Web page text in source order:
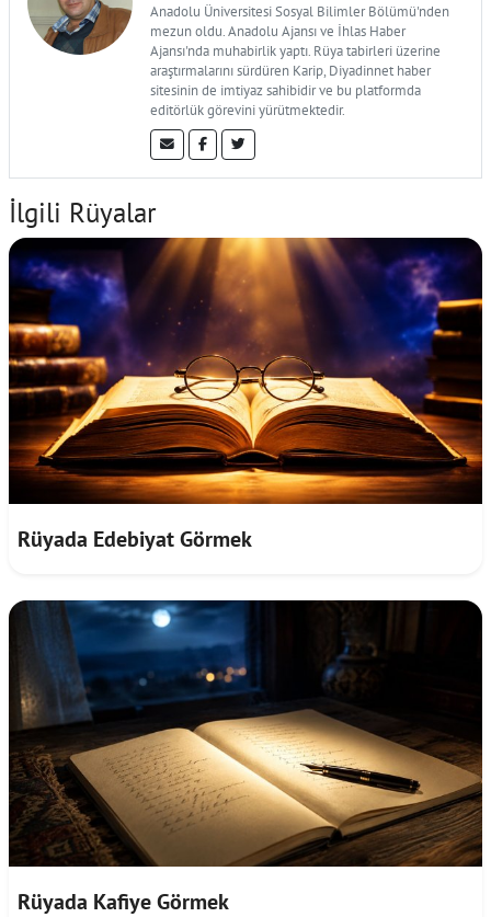
Anadolu Üniversitesi Sosyal Bilimler Bölümü'nden
mezun oldu. Anadolu Ajansı ve İhlas Haber
Ajansı'nda muhabirlik yaptı. Rüya tabirleri üzerine
araştırmalarını sürdüren Karip, Diyadinnet haber
sitesinin de imtiyaz sahibidir ve bu platformda
editörlük görevini yürütmektedir.
İlgili Rüyalar
Rüyada Edebiyat Görmek
Rüyada Kafiye Görmek